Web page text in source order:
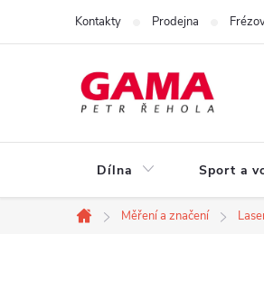
Kontakty Prodejna
Dílna Sport a
Domů
Měření a značení